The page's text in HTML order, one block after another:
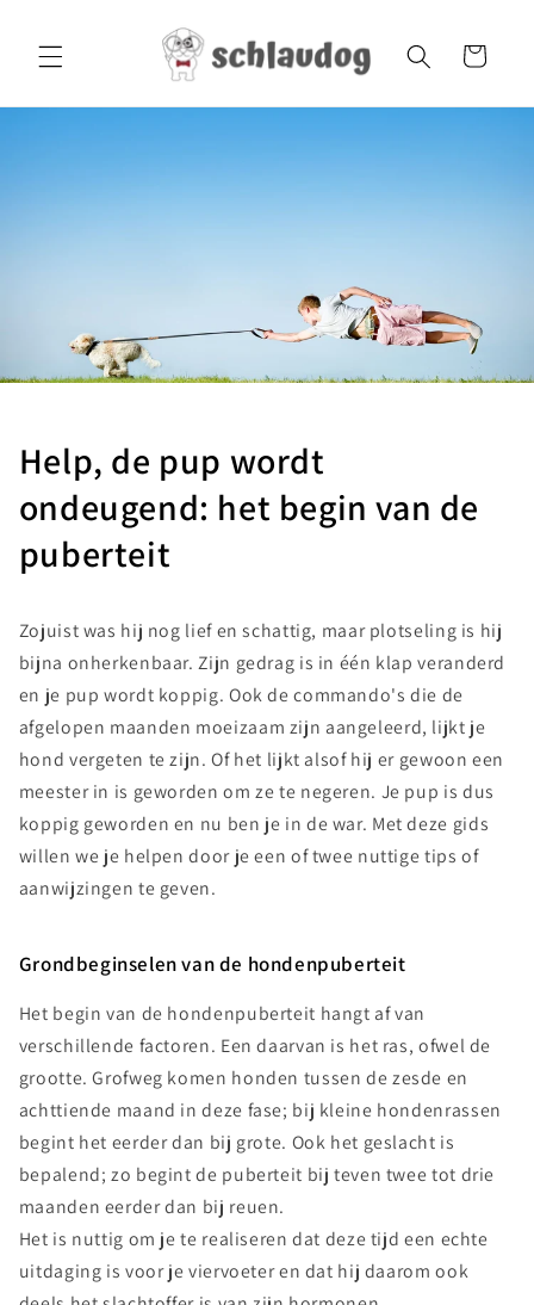
content
Winkelwagen
Help, de pup wordt
ondeugend: het begin van de
puberteit
Zojuist was hij nog lief en schattig, maar plotseling is hij
bijna onherkenbaar. Zijn gedrag is in één klap veranderd
en je pup wordt koppig. Ook de commando's die de
afgelopen maanden moeizaam zijn aangeleerd, lijkt je
hond vergeten te zijn. Of het lijkt alsof hij er gewoon een
meester in is geworden om ze te negeren. Je pup is dus
koppig geworden en nu ben je in de war. Met deze gids
willen we je helpen door je een of twee nuttige tips of
aanwijzingen te geven.
Grondbeginselen van de hondenpuberteit
Het begin van de hondenpuberteit hangt af van
verschillende factoren. Een daarvan is het ras, ofwel de
grootte. Grofweg komen honden tussen de zesde en
achttiende maand in deze fase; bij kleine hondenrassen
begint het eerder dan bij grote. Ook het geslacht is
bepalend; zo begint de puberteit bij teven twee tot drie
maanden eerder dan bij reuen.
Het is nuttig om je te realiseren dat deze tijd een echte
uitdaging is voor je viervoeter en dat hij daarom ook